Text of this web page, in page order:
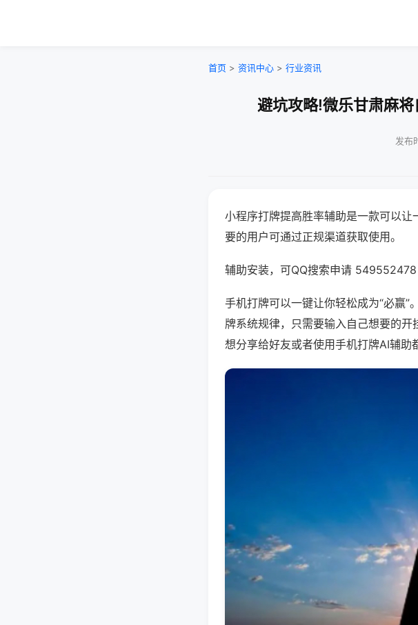
首页 > 资讯中心 > 行业资讯
避坑攻略!微乐甘肃麻
发布
小程序打牌提高胜率辅助是一款可以让
要的用户可通过正规渠道获取使用。
辅助安装，可QQ搜索申请
手机打牌可以一键让你轻松成为“必赢
牌系统规律，只需要输入自己想要的
想分享给好友或者使用手机打牌AI辅助